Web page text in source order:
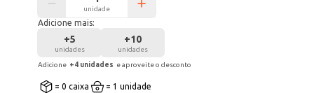
unidade
Adicione mais:
+5
unidades
+10
unidades
Adicione +4 unidades e aproveite o desconto
= 0 caixa = 1 unidade